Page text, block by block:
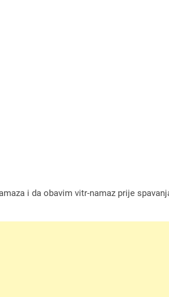
i da obavim vitr-namaz prije